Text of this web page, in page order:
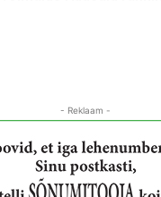
- Reklaam -